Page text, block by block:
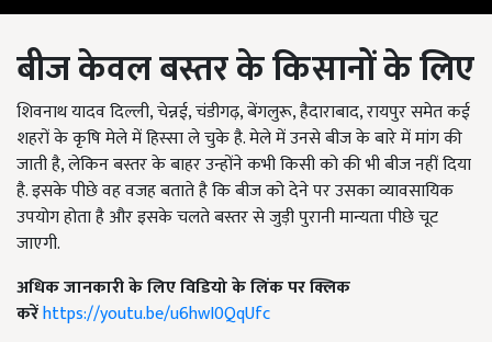
बीज केवल बस्तर के किसानों के लिए
शिवनाथ यादव दिल्ली, चेन्नई, चंडीगढ़, बेंगलुरू, हैदाराबाद, रायपुर समेत कई
शहरों के कृषि मेले में हिस्सा ले चुके है. मेले में उनसे बीज के बारे में मांग की
जाती है, लेकिन बस्तर के बाहर उन्होंने कभी किसी को की भी बीज नहीं दिया
है. इसके पीछे वह वजह बताते है कि बीज को देने पर उसका व्यावसायिक
उपयोग होता है और इसके चलते बस्तर से जुड़ी पुरानी मान्यता पीछे चूट
जाएगी.
अधिक जानकारी के लिए विडियो के लिंक पर क्लिक
करेंhttps://youtu.be/u6hwI0QqUfc